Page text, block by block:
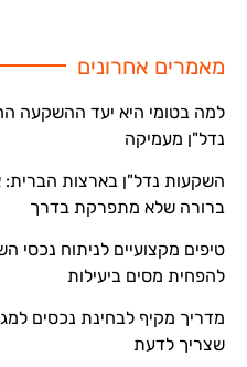
מאמרים אחרונים
נדל"ן מעמיקה
השקעות נדל"ן בארצות הברית:
ברורה שלא מתפרקת בדרך
טיפים מקצועיים לניתוח נכסי
להפחית מסים ביעילות
מדריך מקיף לבחינת נכסים
שצריך לדעת